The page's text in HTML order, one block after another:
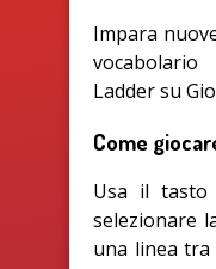
Impara
Ladder su
Come
Usa il tasto
selezionare
una linea